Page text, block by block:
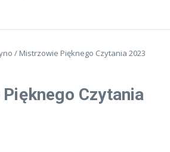
/ Mistrzowie Pięknego Czytania 2023
Czytania